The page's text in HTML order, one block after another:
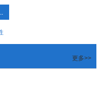
更多>>